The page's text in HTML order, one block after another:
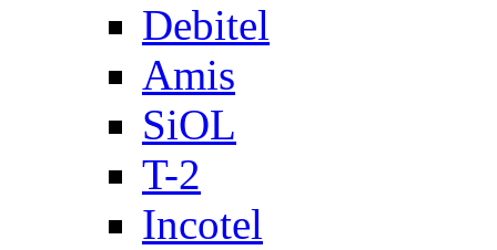
Debitel
Amis
SiOL
T-2
Incotel